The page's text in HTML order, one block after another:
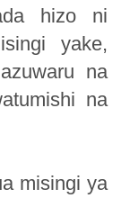
hizo ni
yake,
na
na
misingi ya